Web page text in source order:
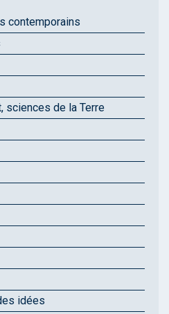
contemporains
sciences de la Terre
idées